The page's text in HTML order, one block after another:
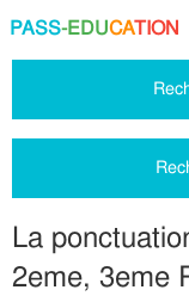
PASS-EDUCATION
La
2eme, 3eme